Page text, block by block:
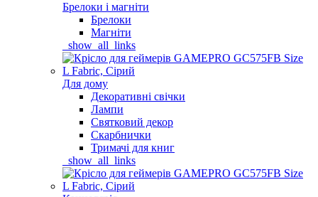
Брелоки і магніти
Брелоки
Магніти
_show_all_links
Для дому
Декоративні свічки
Лампи
Святковий декор
Скарбнички
Тримачі для книг
_show_all_links